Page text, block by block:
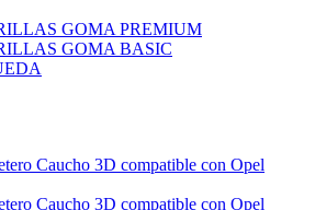
GOMA PREMIUM
GOMA BASIC